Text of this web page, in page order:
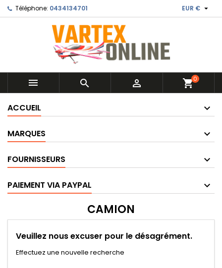
Téléphone: 0434134701 EUR € 
   shopping_cart0
ACCUEIL
MARQUES
FOURNISSEURS
PAIEMENT VIA PAYPAL
CAMION
Veuillez nous excuser pour le désagrément.
Effectuez une nouvelle recherche